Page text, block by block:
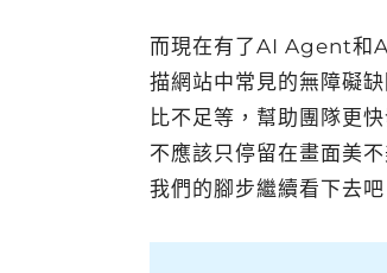
而現在有了AI Agent和
描網站中常見的無障礙
比不足等，幫助團隊更
不應該只停留在畫面美
我們的腳步繼續看下去吧